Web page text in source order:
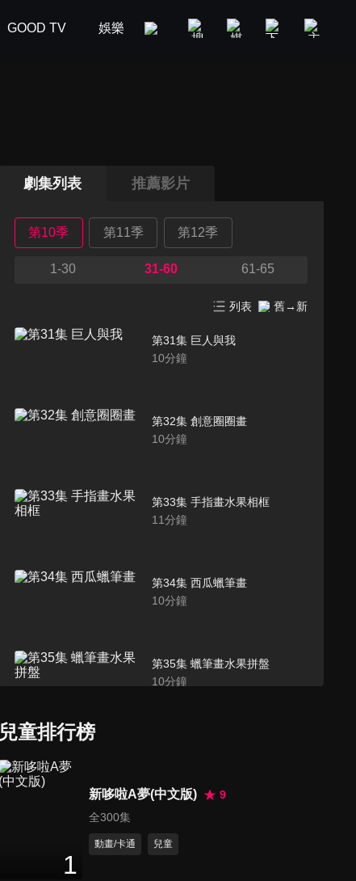
GOOD TV 娛樂 美食旅遊 新聞政論
劇集列表 推薦影片
第10季 第11季 第12季
1-30 31-60 61-65
列表 舊→新
第31集 巨人與我
10分鐘
第32集 創意圈圈畫
10分鐘
第33集 手指畫水果相框
11分鐘
第34集 西瓜蠟筆畫
10分鐘
第35集 蠟筆畫水果拼盤
10分鐘
11分鐘
兒童排行榜
1
新哆啦A夢(中文版)
9
全300集
動畫/卡通 兒童